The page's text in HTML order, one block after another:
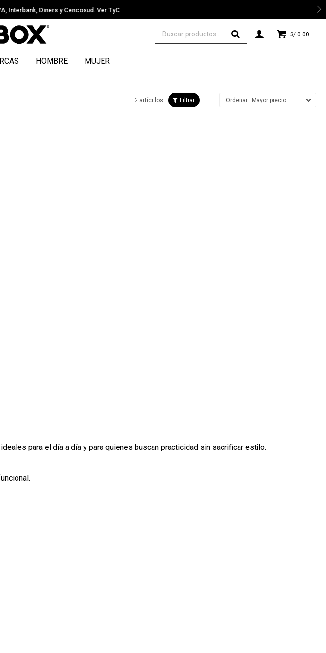
Interbank, Diners y Cencosud. Ver TyC
HOMBRE MUJER
S/ 0.00
2 artículos Mayor precio
para el día a día y para quienes buscan practicidad sin sacrificar estilo.